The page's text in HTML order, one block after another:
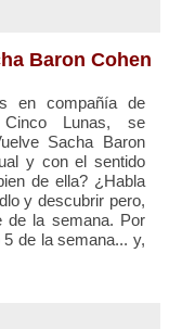
Baron Cohen
en compañía de
Lunas, se
Sacha Baron
y con el sentido
de ella? ¿Habla
y descubrir pero,
de la semana. Por
de la semana... y,